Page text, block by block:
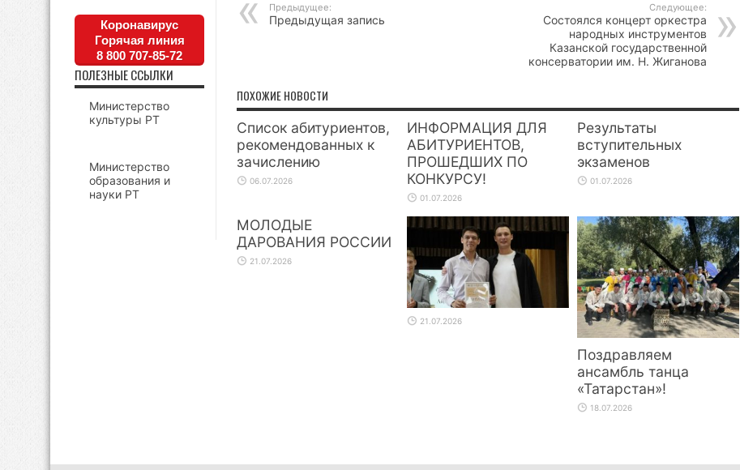
Предыдущее:
Предыдущая запись
Следующее:
Состоялся концерт оркестра
народных инструментов
Казанской государственной
консерватории им. Н. Жиганова
ПОХОЖИЕ НОВОСТИ
Список абитуриентов,
рекомендованных к
зачислению
06.07.2026
ИНФОРМАЦИЯ ДЛЯ
АБИТУРИЕНТОВ,
ПРОШЕДШИХ ПО
КОНКУРСУ!
01.07.2026
Результаты
вступительных
экзаменов
01.07.2026
МОЛОДЫЕ
ДАРОВАНИЯ РОССИИ
21.07.2026
21.07.2026
Поздравляем
ансамбль танца
«Татарстан»!
18.07.2026
Коронавирус
Горячая линия
8 800 707-85-72
ПОЛЕЗНЫЕ ССЫЛКИ
Министерство
культуры РТ
Министерство
образования и
науки РТ